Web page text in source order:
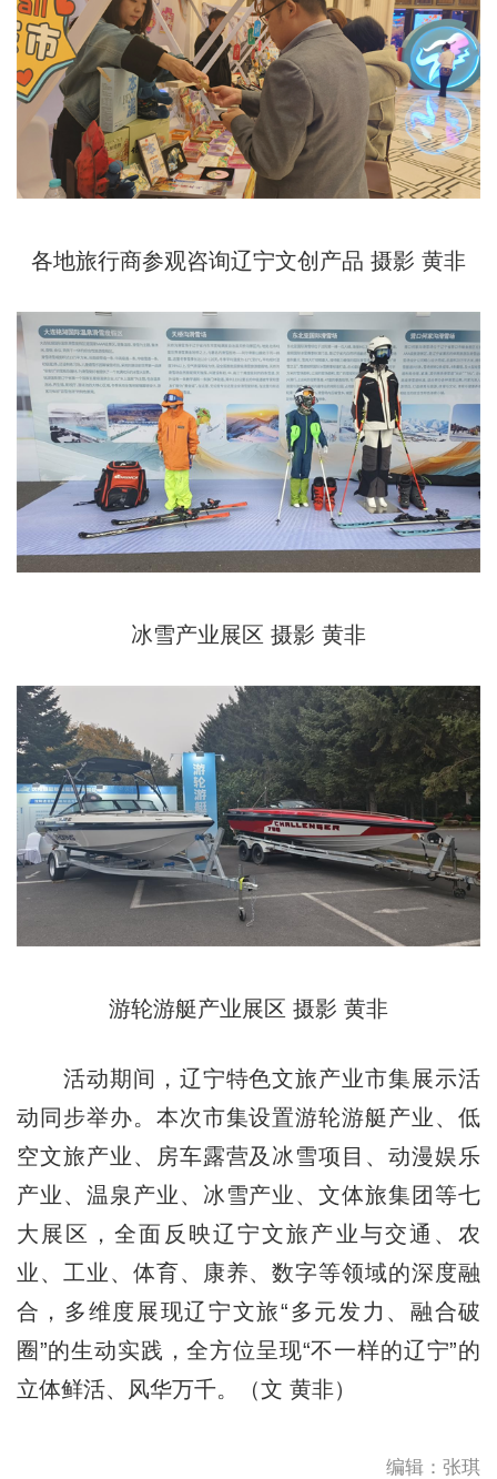
各地旅行商参观咨询辽宁文创产品 摄影 黄非
冰雪产业展区 摄影 黄非
游轮游艇产业展区 摄影 黄非
活动期间，辽宁特色文旅产业市集展示活
动同步举办。本次市集设置游轮游艇产业、低
空文旅产业、房车露营及冰雪项目、动漫娱乐
产业、温泉产业、冰雪产业、文体旅集团等七
大展区，全面反映辽宁文旅产业与交通、农
业、工业、体育、康养、数字等领域的深度融
合，多维度展现辽宁文旅“多元发力、融合破
圈”的生动实践，全方位呈现“不一样的辽宁”的
立体鲜活、风华万千。（文 黄非）
编辑：张琪